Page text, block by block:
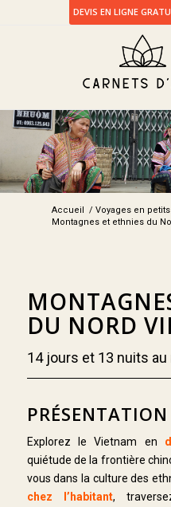
DEVIS EN LIGNE
Accueil / Voyages en
Montagnes et ethnies du
DU NORD
14 jours et 13 nuits au
PRÉSENTATION
Explorez le Vietnam en
quiétude de la frontière
vous dans la culture des
chez l’habitant,